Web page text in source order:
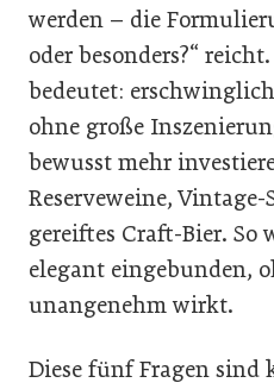
werden – die
oder besonders?“
bedeutet:
ohne große
bewusst mehr
Reserveweine,
gereiftes Craft-Bier. So
elegant eingebunden,
unangenehm wirkt.
Diese fünf Fragen sind